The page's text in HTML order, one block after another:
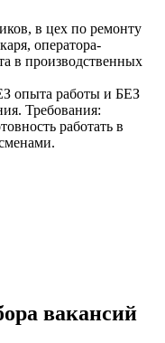
в цех по ремонту
оператора-
в производственных
опыта работы и БЕЗ
Требования:
работать в
вакансий